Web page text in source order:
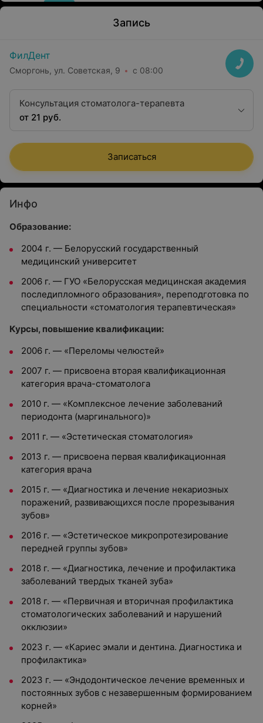
Запись
ФилДент
Сморгонь, ул. Советская, 9 с 08:00
Консультация стоматолога-терапевта
от 21 руб.
Записаться
Инфо
Образование:
2004 г. — Белорусский государственный
медицинский университет
2006 г. — ГУО «Белорусская медицинская академия
последипломного образования», переподготовка по
специальности «стоматология терапевтическая»
Курсы, повышение квалификации:
2006 г. — «Переломы челюстей»
2007 г. — присвоена вторая квалификационная
категория врача-стоматолога
2010 г. — «Комплексное лечение заболеваний
периодонта (маргинального)»
2011 г. — «Эстетическая стоматология»
2013 г. — присвоена первая квалификационная
категория врача
2015 г. — «Диагностика и лечение некариозных
поражений, развивающихся после прорезывания
зубов»
2016 г. — «Эстетическое микропротезирование
передней группы зубов»
2018 г. — «Диагностика, лечение и профилактика
заболеваний твердых тканей зуба»
2018 г. — «Первичная и вторичная профилактика
стоматологических заболеваний и нарушений
окклюзии»
2023 г. — «Кариес эмали и дентина. Диагностика и
профилактика»
2023 г. — «Эндодонтическое лечение временных и
постоянных зубов с незавершенным формированием
корней»